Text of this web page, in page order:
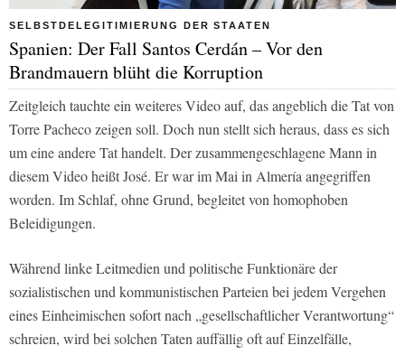
SELBSTDELEGITIMIERUNG DER STAATEN
Spanien: Der Fall Santos Cerdán – Vor den
Brandmauern blüht die Korruption
Zeitgleich tauchte ein weiteres Video auf, das angeblich die Tat von
Torre Pacheco zeigen soll. Doch nun stellt sich heraus, dass es sich
um eine andere Tat handelt. Der zusammengeschlagene Mann in
diesem Video heißt José. Er war im Mai in Almería angegriffen
worden. Im Schlaf, ohne Grund, begleitet von homophoben
Beleidigungen.
Während linke Leitmedien und politische Funktionäre der
sozialistischen und kommunistischen Parteien bei jedem Vergehen
eines Einheimischen sofort nach „gesellschaftlicher Verantwortung“
schreien, wird bei solchen Taten auffällig oft auf Einzelfälle,